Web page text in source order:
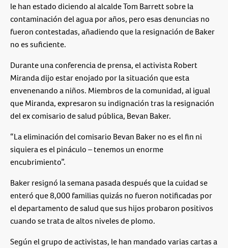
le han estado diciendo al alcalde Tom Barrett sobre la
contaminación del agua por años, pero esas denuncias no
fueron contestadas, añadiendo que la resignación de Baker
no es suficiente.
Durante una conferencia de prensa, el activista Robert
Miranda dijo estar enojado por la situación que esta
envenenando a niños. Miembros de la comunidad, al igual
que Miranda, expresaron su indignación tras la resignación
del ex comisario de salud pública, Bevan Baker.
“La eliminación del comisario Bevan Baker no es el fin ni
siquiera es el pináculo – tenemos un enorme
encubrimiento”.
Baker resignó la semana pasada después que la cuidad se
enteró que 8,000 familias quizás no fueron notificadas por
el departamento de salud que sus hijos probaron positivos
cuando se trata de altos niveles de plomo.
Según el grupo de activistas, le han mandado varias cartas a